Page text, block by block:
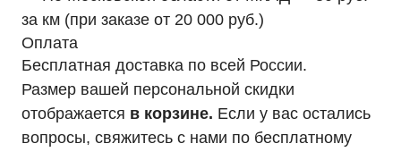
за км (при заказе от 20 000 руб.)
Оплата
Бесплатная доставка по всей России.
Размер вашей персональной скидки
отображается в корзине. Если у вас остались
вопросы, свяжитесь с нами по бесплатному
Мы являемся
официальным
дилером «HIDEN"